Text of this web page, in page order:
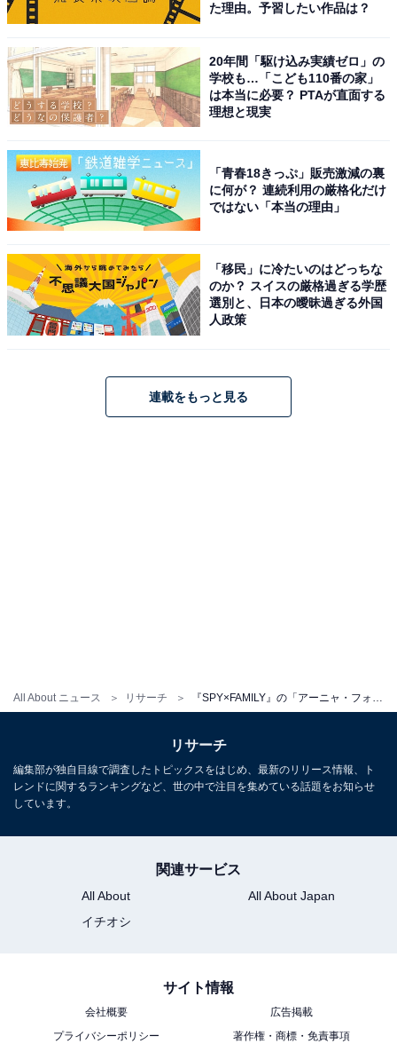
All About ニュース リサーチ
この投稿をInstagramで見る
が聞こえる超能力を持つアーニャを可愛らしく表現でき
ので、稲垣来泉ちゃんのアーニャを見たい！」など、“子
役とは思えない演技力”で演じるアーニャを見たいとのコ
メントが寄せられました。
＞3位にランクインした俳優を見る
【おすすめ記事】
た理由。予習したい作品は？
20年間「駆け込み実績ゼロ」の
学校も…「こども110番の家」
は本当に必要？ PTAが直面する
理想と現実
「青春18きっぷ」販売激減の裏
に何が？ 連続利用の厳格化だけ
ではない「本当の理由」
「移民」に冷たいのはどっちな
のか？ スイスの厳格過ぎる学歴
選別と、日本の曖昧過ぎる外国
人政策
連載をもっと見る
リサーチ
編集部が独自目線で調査したトピックスをはじめ、最新のリリース情報、ト
レンドに関するランキングなど、世の中で注目を集めている話題をお知らせ
しています。
関連サービス
All About
All About Japan
イチオシ
サイト情報
会社概要
広告掲載
プライバシーポリシー
著作権・商標・免責事項